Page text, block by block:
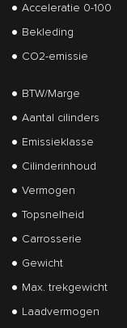
Acceleratie 0-100
Bekleding
CO2-emissie
BTW/Marge
Aantal cilinders
Emissieklasse
Cilinderinhoud
Vermogen
Topsnelheid
Carrosserie
Gewicht
Max. trekgewicht
Laadvermogen